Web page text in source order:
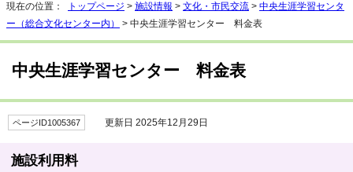
現在の位置： トップページ > 施設情報 > 文化・市民交流 > 中央生涯学習センタ
ー（総合文化センター内）
> 中央生涯学習センター 料金表
中央生涯学習センター 料金表
ページID1005367 更新日 2025年12月29日
施設利用料